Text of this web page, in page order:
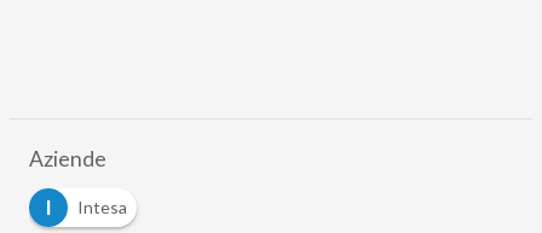
Aziende
I
Intesa